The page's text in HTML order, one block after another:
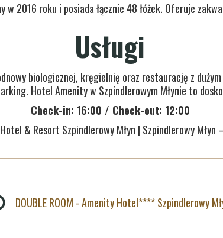
2016 roku i posiada łącznie 48 łóżek. Oferuje
Usługi
biologicznej, kręgielnię oraz restaurację z
Hotel Amenity w Szpindlerowym Młynie to
Check-in: 16:00 / Check-out: 12:00
& Resort Szpindlerowy Młyn | Szpindlerowy Młyn
DOUBLE ROOM - Amenity Hotel**** Szpindlerowy